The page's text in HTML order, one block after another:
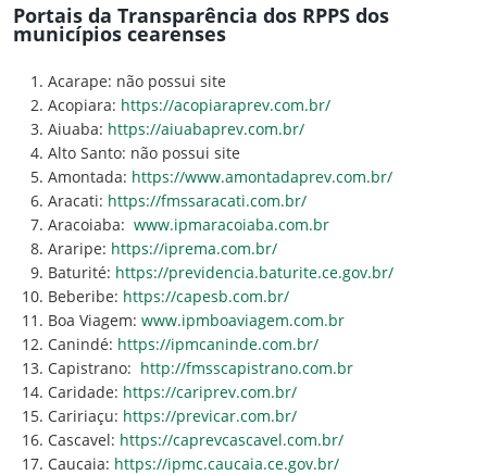
Portais da Transparência dos RPPS dos
municípios cearenses
Acarape: não possui site
Acopiara: https://acopiaraprev.com.br/
Aiuaba: https://aiuabaprev.com.br/
Alto Santo: não possui site
Amontada: https://www.amontadaprev.com.br/
Aracati: https://fmssaracati.com.br/
Aracoiaba: www.ipmaracoiaba.com.br
Araripe: https://iprema.com.br/
Baturité: https://previdencia.baturite.ce.gov.br/
Beberibe: https://capesb.com.br/
Boa Viagem: www.ipmboaviagem.com.br
Canindé: https://ipmcaninde.com.br/
Capistrano: http://fmsscapistrano.com.br
Caridade: https://cariprev.com.br/
Caririaçu: https://previcar.com.br/
Cascavel: https://caprevcascavel.com.br/
Caucaia: https://ipmc.caucaia.ce.gov.br/